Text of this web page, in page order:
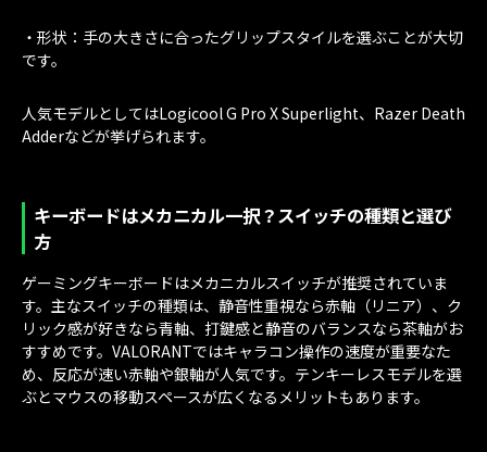
・形状：手の大きさに合ったグリップスタイルを選ぶことが大切
です。
人気モデルとしてはLogicool G Pro X Superlight、Razer Death
Adderなどが挙げられます。
キーボードはメカニカル一択？スイッチの種類と選び
方
ゲーミングキーボードはメカニカルスイッチが推奨されていま
す。主なスイッチの種類は、静音性重視なら赤軸（リニア）、ク
リック感が好きなら青軸、打鍵感と静音のバランスなら茶軸がお
すすめです。VALORANTではキャラコン操作の速度が重要なた
め、反応が速い赤軸や銀軸が人気です。テンキーレスモデルを選
ぶとマウスの移動スペースが広くなるメリットもあります。